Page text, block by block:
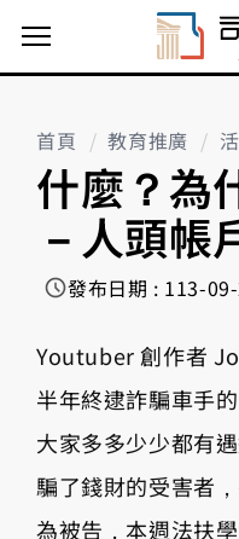
主選單案扭
首頁 教育推廣
什麼？為
－人頭
發布日期 : 113-
Youtuber 創作者
半年終逮詐騙車手
大家多多少少都有
騙了錢財的受害者
為被告，本週法扶